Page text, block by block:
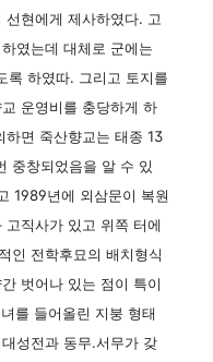
현에게 제사하였다. 고
였는데 대체로 군에는
록 하였따. 그리고 토지를
운영비를 충당하게 하
하면 죽산향교는 태종 13
중창되었음을 알 수 있
1989년에 외삼문이 복원
직사가 있고 위쪽 터에
인 전학후묘의 배치형식
벗어나 있는 점이 특이
를 들어올린 지붕 형태
성전과 동무.서무가 갖